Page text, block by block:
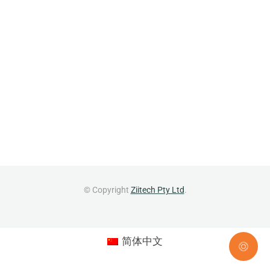
© Copyright Ziitech Pty Ltd.
简体中文